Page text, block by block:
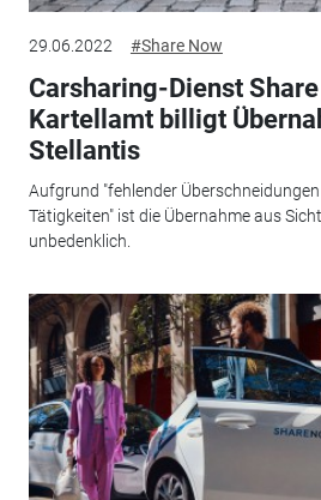
29.06.2022 #Share Now
Carsharing-Dienst
Kartellamt billigt
Stellantis
Aufgrund "fehlender
Tätigkeiten" ist die Übernahme aus
unbedenklich.